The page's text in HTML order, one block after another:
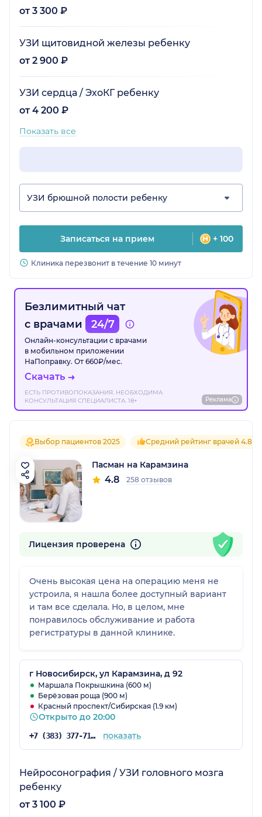
от 3 300 ₽
УЗИ щитовидной железы ребенку
от 2 900 ₽
УЗИ сердца / ЭхоКГ ребенку
от 4 200 ₽
Показать все
УЗИ брюшной полости ребенку
Записаться на прием + 100
Клиника перезвонит в течение 10 минут
Безлимитный чат
с врачами
24/7
Онлайн-консультации с врачами
в мобильном приложении
НаПоправку. От 660₽/мес.
Скачать
ЕСТЬ ПРОТИВОПОКАЗАНИЯ. НЕОБХОДИМА
КОНСУЛЬТАЦИЯ СПЕЦИАЛИСТА. 18+
Реклама
Выбор пациентов 2025 Средний рейтинг врачей 4.8
Пасман на Карамзина
4.8 258 отзывов
Лицензия проверена
Очень высокая цена на операцию меня не
устроила, я нашла более доступный вариант
и там все сделала. Но, в целом, мне
понравилось обслуживание и работа
регистратуры в данной клинике.
г Новосибирск, ул Карамзина, д 92
Маршала Покрышкина (600 м)
Берёзовая роща (900 м)
Красный проспект/Сибирская (1.9 км)
Открыто до 20:00
+7 (383) 377-71-34 показать
Нейросонография / УЗИ головного мозга
ребенку
от 3 100 ₽